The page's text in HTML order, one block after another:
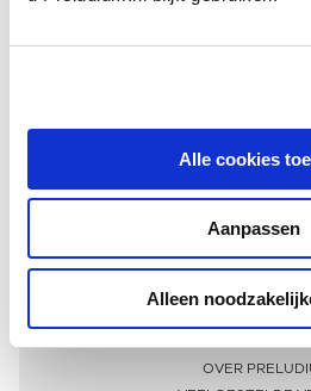
Alle cookies
Aanpassen
Alleen
Meer
OVER